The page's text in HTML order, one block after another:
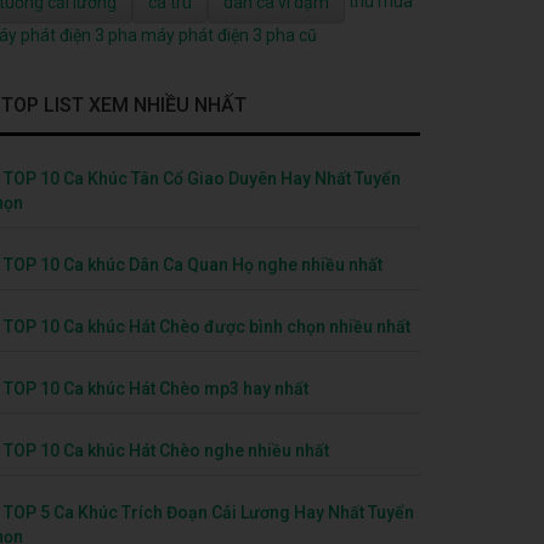
phát điện 3 pha máy phát điện 3 pha cũ
TOP LIST XEM NHIỀU NHẤT
TOP 10 Ca Khúc Tân Cổ Giao Duyên Hay Nhất Tuyển
TOP 10 Ca khúc Dân Ca Quan Họ nghe nhiều nhất
TOP 10 Ca khúc Hát Chèo được bình chọn nhiều nhất
TOP 10 Ca khúc Hát Chèo mp3 hay nhất
TOP 10 Ca khúc Hát Chèo nghe nhiều nhất
TOP 5 Ca Khúc Trích Đoạn Cải Lương Hay Nhất Tuyển